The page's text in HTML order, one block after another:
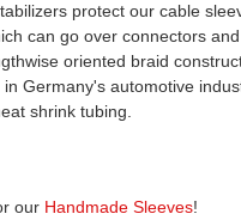
protect our cable
can go over connectors
oriented braid
Germany's automotive
shrink tubing.
our Handmade Sleeves!